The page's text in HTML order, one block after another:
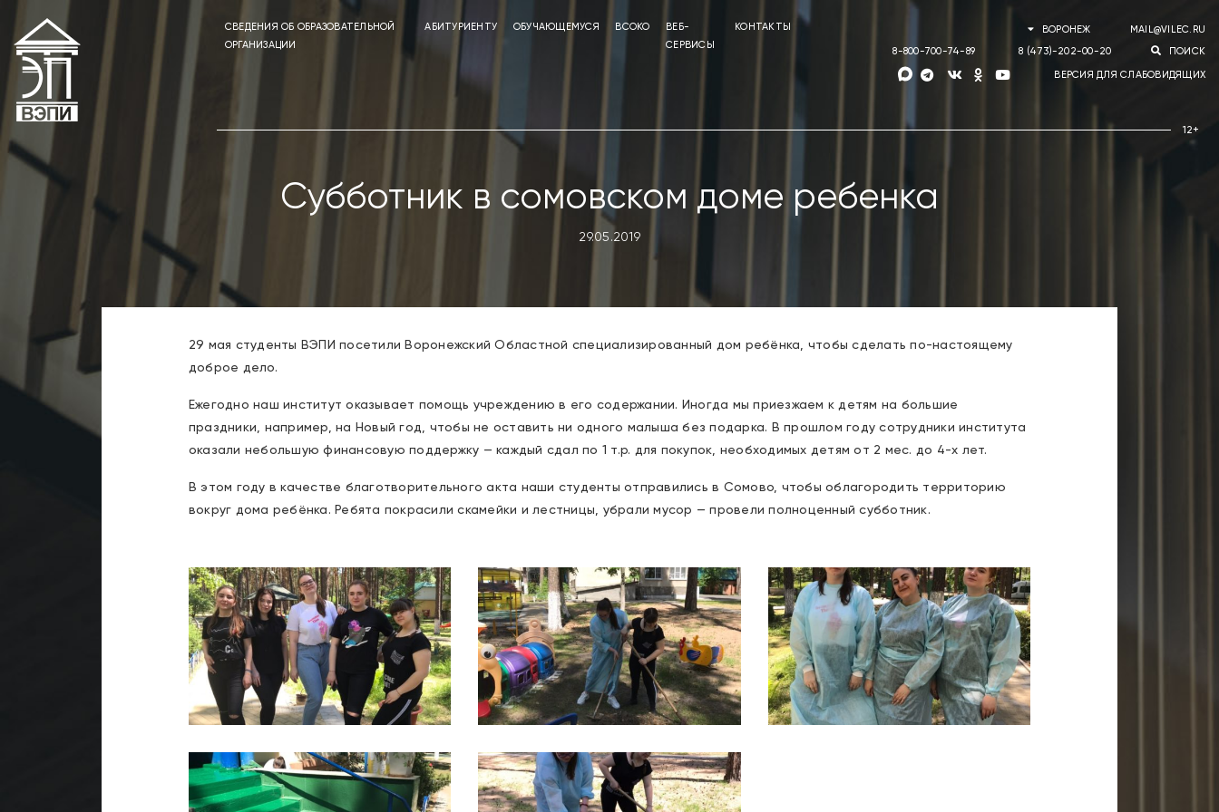
СВЕДЕНИЯ ОБ ОБРАЗОВАТЕЛЬНОЙ
ОРГАНИЗАЦИИ
АБИТУРИЕНТУ ОБУЧАЮЩЕМУСЯ ВСОКО
ВЕБ-
СЕРВИСЫ
КОНТАКТЫ ВОРОНЕЖ MAIL@VILEC.RU
8-800-700-74-89 8 (473)-202-00-20 ПОИСК
ВЕРСИЯ ДЛЯ СЛАБОВИДЯЩИХ
Субботник в сомовском доме ребенка
29.05.2019
29 мая студенты ВЭПИ посетили Воронежский Областной специализированный дом ребёнка, чтобы сделать по-настоящему
доброе дело.
Ежегодно наш институт оказывает помощь учреждению в его содержании. Иногда мы приезжаем к детям на большие
праздники, например, на Новый год, чтобы не оставить ни одного малыша без подарка. В прошлом году сотрудники института
оказали небольшую финансовую поддержку — каждый сдал по 1 т.р. для покупок, необходимых детям от 2 мес. до 4-х лет.
В этом году в качестве благотворительного акта наши студенты отправились в Сомово, чтобы облагородить территорию
вокруг дома ребёнка. Ребята покрасили скамейки и лестницы, убрали мусор — провели полноценный субботник.